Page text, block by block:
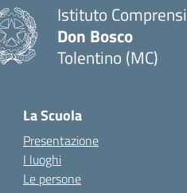
Istituto
Don Bosco
Tolentino (MC)
La Scuola
Presentazione
I luoghi
Le persone